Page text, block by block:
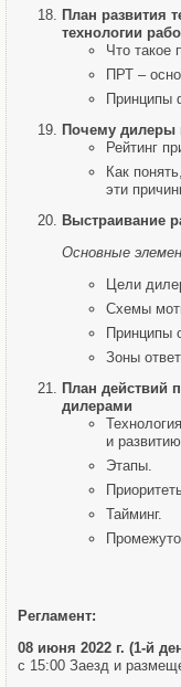
План развития
технологии
Что такое
ПРТ –
Принципы
Почему дилеры
Рейтинг
Как
эти
Выстраивание
Основные
Цели
Схемы
Принципы
Зоны
План действий
дилерами
и
Этапы.
Тайминг.
Регламент:
08 июня 2022 г. (1-й
с 15:00 Заезд и